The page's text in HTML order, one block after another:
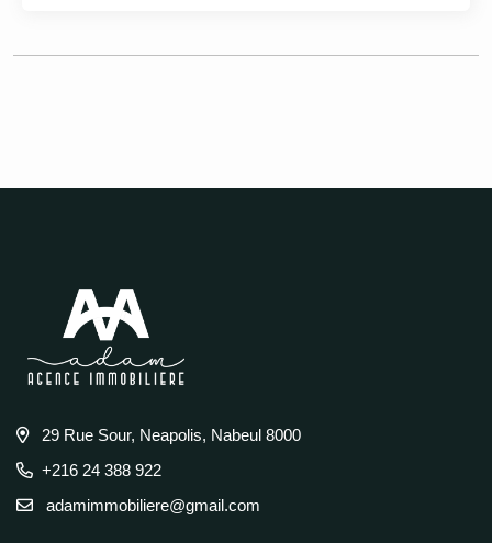
29 Rue Sour, Neapolis, Nabeul 8000
+216 24 388 922
adamimmobiliere@gmail.com